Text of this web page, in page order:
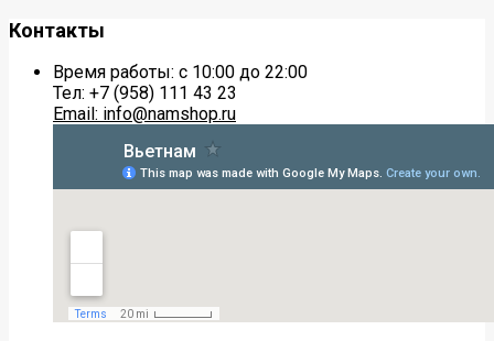
Контакты
Время работы: с 10:00 до 22:00
Тел: +7 (958) 111 43 23
Email: info@namshop.ru